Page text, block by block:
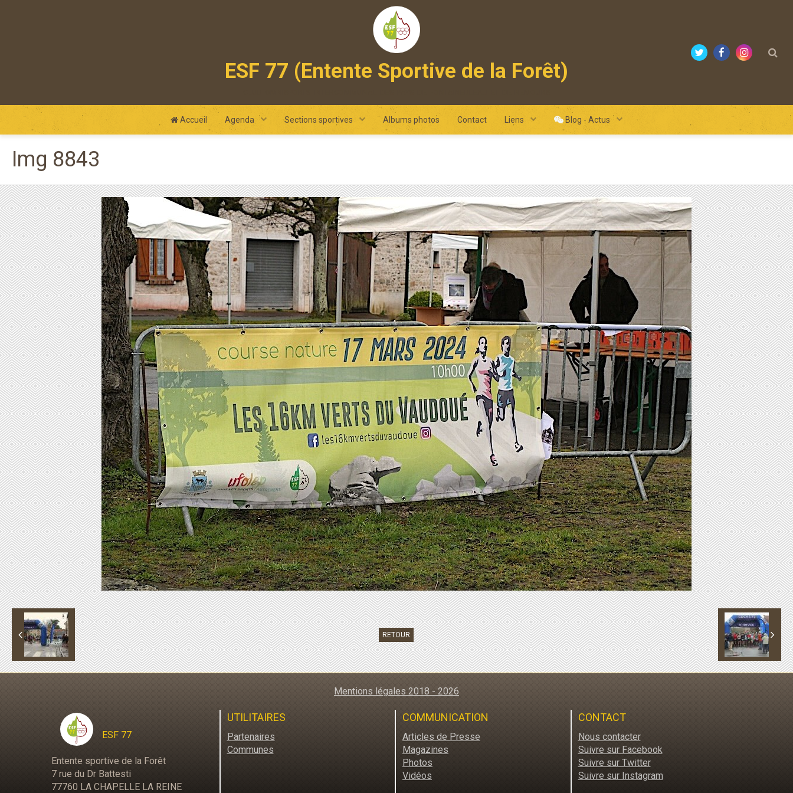
ESF 77 (Entente Sportive de la Forêt)
Accueil Agenda Sections sportives Albums photos Contact Liens Blog - Actus
Img 8843
RETOUR
Mentions légales 2018 - 2026
ESF 77
Entente sportive de la Forêt
7 rue du Dr Battesti
77760 LA CHAPELLE LA REINE
UTILITAIRES
Partenaires
Communes
COMMUNICATION
Articles de Presse
Magazines
Photos
Vidéos
CONTACT
Nous contacter
Suivre sur Facebook
Suivre sur Twitter
Suivre sur Instagram